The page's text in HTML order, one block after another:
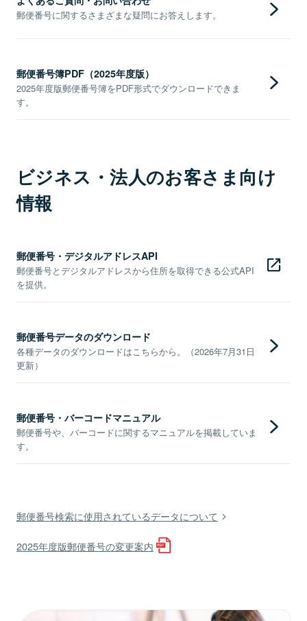
郵便番号に関するさまざまな疑問にお答えします。
郵便番号簿PDF（2025年度版）
2025年度版郵便番号簿をPDF形式でダウンロードできま
す。
ビジネス・法人のお客さま向け
情報
郵便番号・デジタルアドレスAPI
郵便番号とデジタルアドレスから住所を取得できる公式API
を提供。
郵便番号データのダウンロード
各種データのダウンロードはこちらから。（2026年7月31日
更新）
郵便番号・バーコードマニュアル
郵便番号や、バーコードに関するマニュアルを掲載していま
す。
郵便番号検索に使用されているデータについて
2025年度版郵便番号の変更案内